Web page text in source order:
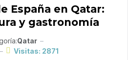
España en Qatar:
y gastronomía
Qatar
Visitas: 2871